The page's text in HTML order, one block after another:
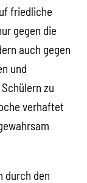
friedliche
gegen die
auch gegen
und
zu
verhaftet
durch den